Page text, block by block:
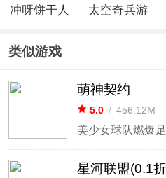
冲呀饼干人
太空奇兵游
类似游戏
萌神契约
5.0 / 456.12M
美少女球队燃爆
星河联盟(0.1